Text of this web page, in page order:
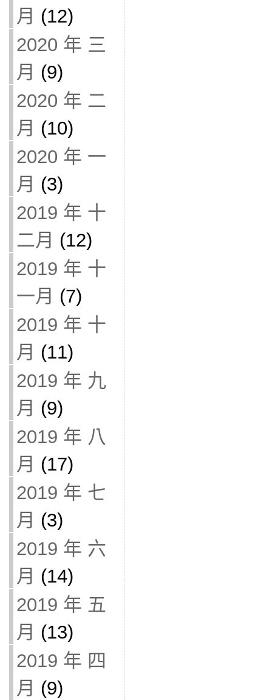
月 (12)
2020 年 三
月 (9)
2020 年 二
月 (10)
2020 年 一
月 (3)
2019 年 十
二月 (12)
2019 年 十
一月 (7)
2019 年 十
月 (11)
2019 年 九
月 (9)
2019 年 八
月 (17)
2019 年 七
月 (3)
2019 年 六
月 (14)
2019 年 五
月 (13)
2019 年 四
月 (9)